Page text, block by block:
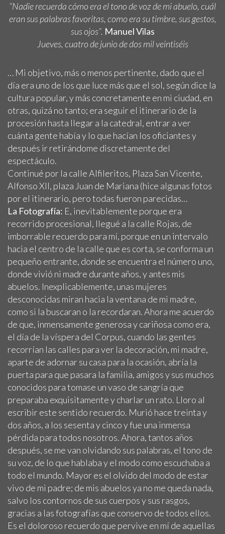
“Nadie recuerda cómo era el tono de voz de mi abuelo, cuál
eran sus palabras favoritas, como era su timbre, sus gestos,
sus ojos”. Manuel Vilas
Jueves, cuatro de junio de dos mil veintiséis
… Mi objetivo, más o menos pertinente, dado que el
día era uno de los que luce más que el sol, según dice la
cultura popular, y más concretamente en mi ciudad, en
otras, quizá no tanto; era seguir el itinerario de la
procesión hasta llegar a la catedral, entrar a ver
cuánta gente había y lo que hacían los oficiantes y
después ir retirándome discretamente del
espectáculo.
Continué por la calle Alfileritos, Plaza San Vicente,
Alfonso XII, plaza Juan de Mariana (hice algunas fotos
por el itinerario, pero todas fueron parecidas…
La Fotografía: E, inevitablemente porque era
recorrido procesional, llegué a la calle Rojas, de
imborrable recuerdo para mí, porque en un intervalo
hacia el centro de la calle que es corta, se conforma un
pequeño entrante, donde se encuentra el número uno,
donde vivió ni madre durante años, y antes mis
abuelos. Inexplicablemente, unas mujeres
desconocidas miran hacia la ventana de mi madre,
como si la buscaran o la recordaran. Ahora me acuerdo
de que, inmensamente generosa y cariñosa como era,
el día de la víspera del Corpus, cuando las gentes
recorrían las calles para ver la decoración, mi madre,
aparte de adornar su casa para la ocasión, abría la
puerta para que pasara la familia, amigos y sus muchos
conocidos para tomase un vaso de sangría que
preparaba exquisitamente y charlar un rato. Lloro al
escribir este sentido recuerdo. Murió hace treinta y
dos años, a los sesenta y cinco y fue una inmensa
pérdida para todos nosotros. Ahora, tantos años
después, se me van olvidando sus palabras, el tono de
su voz, de lo que hablaba y el modo como escuchaba a
todo el mundo. Mayor es el olvido del modo de estar
vivo de mi padre; de mis abuelos ya no me queda nada,
salvo los contornos de sus cuerpos y sus rasgos,
gracias a las fotografías que conservo de todos ellos.
Es el doloroso recuerdo que pervive en mí de aquellas